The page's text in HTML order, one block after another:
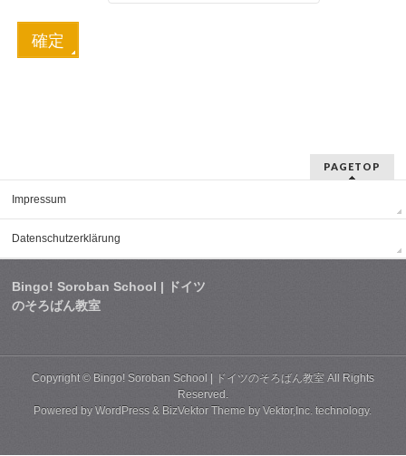
PAGETOP
Impressum
Datenschutzerklärung
Bingo! Soroban School | ドイツ
のそろばん教室
Copyright © Bingo! Soroban School | ドイツのそろばん教室All Rights
Reserved.
Powered byWordPress & BizVektor Theme byVektor,Inc. technology.